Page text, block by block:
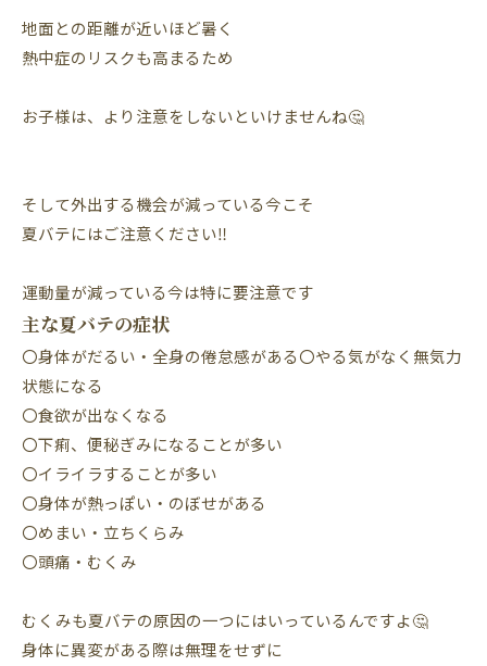
地面との距離が近いほど暑く
熱中症のリスクも高まるため
お子様は、より注意をしないといけませんね🤔
そして外出する機会が減っている今こそ
夏バテにはご注意ください‼️
運動量が減っている今は特に要注意です
主な夏バテの症状
〇身体がだるい・全身の倦怠感がある〇やる気がなく無気力
状態になる
〇食欲が出なくなる
〇下痢、便秘ぎみになることが多い
〇イライラすることが多い
〇身体が熱っぽい・のぼせがある
〇めまい・立ちくらみ
〇頭痛・むくみ
むくみも夏バテの原因の一つにはいっているんですよ🤔
身体に異変がある際は無理をせずに